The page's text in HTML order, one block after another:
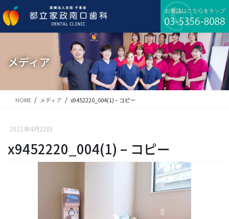
ン
テ
ビ
ゲ
移
メディア
HOME メディア x9452220_004(1) – コピー
2021年4月22日
x9452220_004(1) – コピー